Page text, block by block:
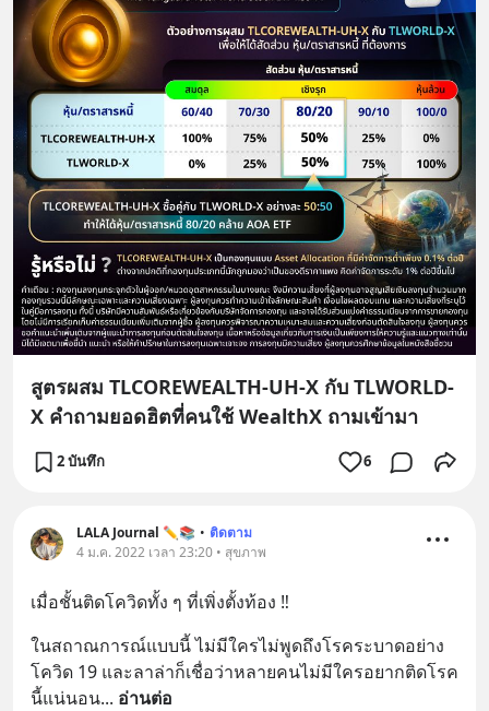
สูตรผสม TLCOREWEALTH-UH-X กับ TLWORLD-
X คำถามยอดฮิตที่คนใช้ WealthX ถามเข้ามา
2 บันทึก 6
LALA Journal ✏️📚 • ติดตาม
4 ม.ค. 2022 เวลา 23:20 • สุขภาพ
เมื่อชั้นติดโควิดทั้ง ๆ ที่เพิ่งตั้งท้อง ‼️
ในสถาณการณ์แบบนี้ ไม่มีใครไม่พูดถึงโรคระบาดอย่าง
โควิด 19 และลาล่าก็เชื่อว่าหลายคนไม่มีใครอยากติดโรค
นี้แน่นอน... อ่านต่อ